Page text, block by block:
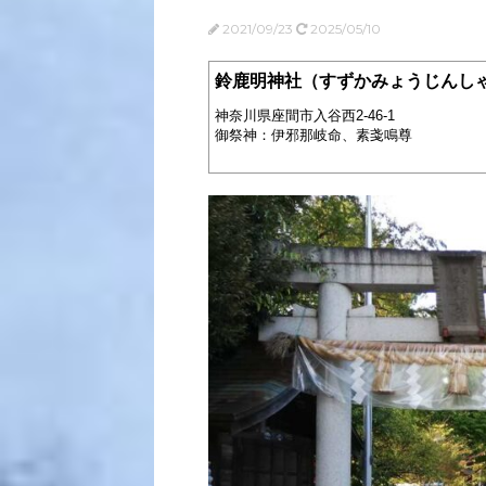
2021/09/23 2025/05/10
鈴鹿明神社（すずかみょうじんし
神奈川県座間市入谷西2-46-1
御祭神：伊邪那岐命、素戔鳴尊